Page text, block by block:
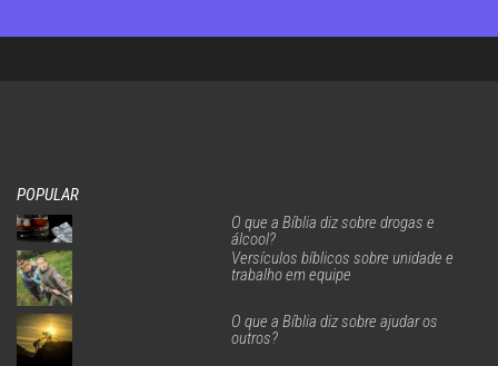
POPULAR
O que a Bíblia diz sobre drogas e
álcool?
Versículos bíblicos sobre unidade e
trabalho em equipe
O que a Bíblia diz sobre ajudar os
outros?